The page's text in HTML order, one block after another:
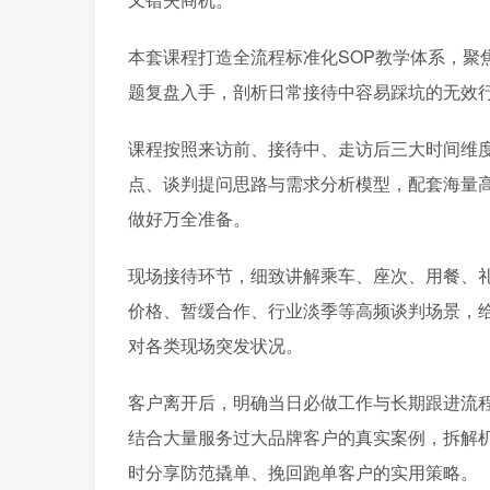
本套课程打造全流程标准化SOP教学体系，
题复盘入手，剖析日常接待中容易踩坑的无
课程按照来访前、接待中、走访后三大时间
点、谈判提问思路与需求分析模型，配套海
做好万全准备。
现场接待环节，细致讲解乘车、座次、用餐
价格、暂缓合作、行业淡季等高频谈判场景
对各类现场突发状况。
客户离开后，明确当日必做工作与长期跟进
结合大量服务过大品牌客户的真实案例，拆
时分享防范撬单、挽回跑单客户的实用策略。